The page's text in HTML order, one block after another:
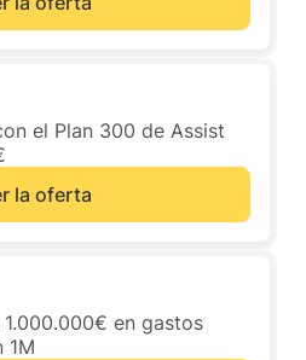
el Plan 300 de Assist
la oferta
en gastos
1M